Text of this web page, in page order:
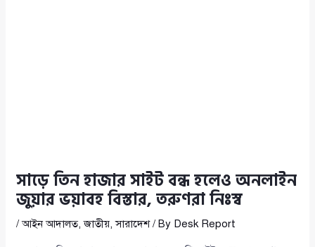
সাড়ে তিন হাজার সাইট বন্ধ হলেও অনলাইন
জুয়ার ভয়াবহ বিস্তার, তরুণরা নিঃস্ব
/আইন আদালত,জাতীয়,সারাদেশ/ By Desk Report